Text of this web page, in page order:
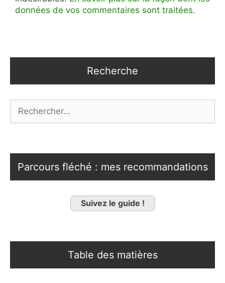
données de vos commentaires sont traitées.
Recherche
Parcours fléché : mes recommandations
Suivez le guide !
Table des matières